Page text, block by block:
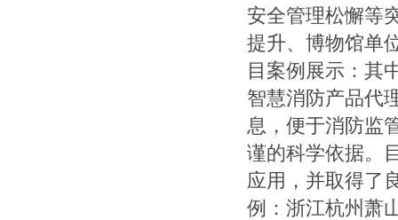
安全管理松懈等
提升、博物馆单
目案例展示：其
智慧消防产品代
息，便于消防监
谨的科学依据。
应用，并取得了
例：浙江杭州萧